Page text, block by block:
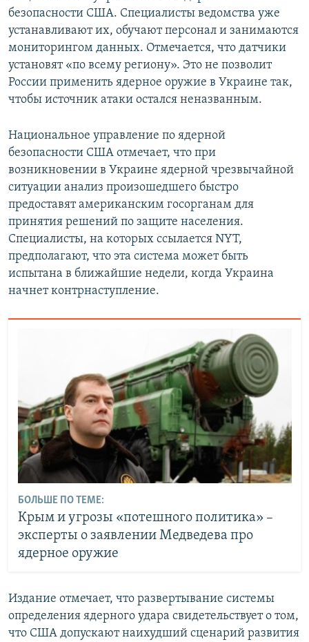
КРЫМ.НЕПОКОРЕННЫЙ
УКРАИНСКАЯ ПРОБЛЕМА КРЫМА
Все сайты RFE/RL
безопасности США. Специалисты ведомства уже
устанавливают их, обучают персонал и занимаются
мониторингом данных. Отмечается, что датчики
установят «по всему региону». Это не позволит
России применить ядерное оружие в Украине так,
чтобы источник атаки остался неназванным.
Национальное управление по ядерной
безопасности США отмечает, что при
возникновении в Украине ядерной чрезвычайной
ситуации анализ произошедшего быстро
предоставят американским госорганам для
принятия решений по защите населения.
Специалисты, на которых ссылается NYT,
предполагают, что эта система может быть
испытана в ближайшие недели, когда Украина
начнет контрнаступление.
БОЛЬШЕ ПО ТЕМЕ:
Крым и угрозы «потешного политика» –
эксперты о заявлении Медведева про
ядерное оружие
Издание отмечает, что развертывание системы
определения ядерного удара свидетельствует о том,
что США допускают наихудший сценарий развития